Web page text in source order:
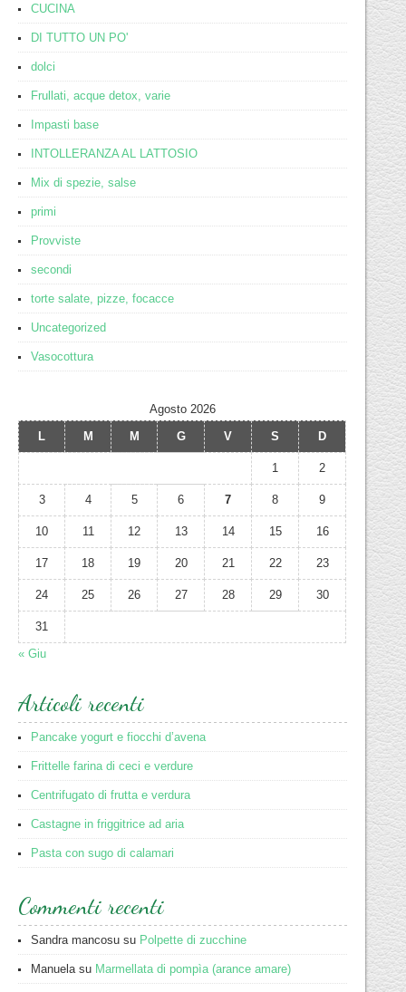
CUCINA
DI TUTTO UN PO'
dolci
Frullati, acque detox, varie
Impasti base
INTOLLERANZA AL LATTOSIO
Mix di spezie, salse
primi
Provviste
secondi
torte salate, pizze, focacce
Uncategorized
Vasocottura
Agosto 2026
L
M M G V S D
1 2
3 4 5 6 7 8 9
10 11 12 13 14 15 16
17 18 19 20 21 22 23
24 25 26 27 28 29 30
31
« Giu
Articoli recenti
Pancake yogurt e fiocchi d’avena
Frittelle farina di ceci e verdure
Centrifugato di frutta e verdura
Castagne in friggitrice ad aria
Pasta con sugo di calamari
Commenti recenti
Sandra mancosu su Polpette di zucchine
Manuela su Marmellata di pompìa (arance amare)